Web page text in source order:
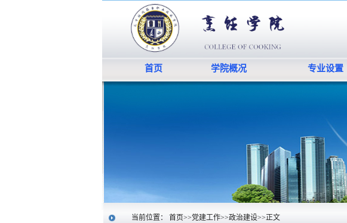
首页 学院概况 专业设置
当前位置： 首页>>党建工作>>政治建设>>正文